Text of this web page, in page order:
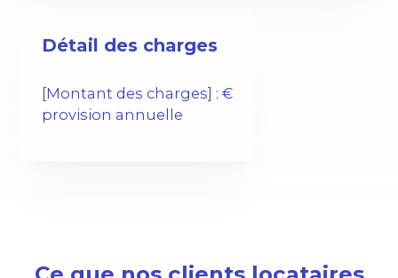
Détail des charges
[Montant des charges] : €
provision annuelle